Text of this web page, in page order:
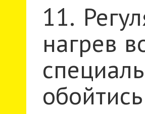
11.
нагрев